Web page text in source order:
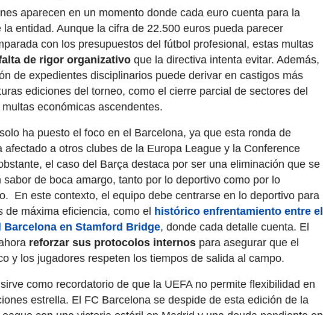
aparecen en un momento donde cada euro cuenta para la
la entidad. Aunque la cifra de 22.500 euros pueda parecer
con los presupuestos del fútbol profesional, estas multas
de rigor organizativo que la directiva intenta evitar. Además,
de expedientes disciplinarios puede derivar en castigos más
ediciones del torneo, como el cierre parcial de sectores del
económicas ascendentes.
ha puesto el foco en el Barcelona, ya que esta ronda de
afectado a otros clubes de la Europa League y la Conference
el caso del Barça destaca por ser una eliminación que se
sabor de boca amargo, tanto por lo deportivo como por lo
En este contexto, el equipo debe centrarse en lo deportivo para
de máxima eficiencia, como el histórico enfrentamiento entre el
Barcelona en Stamford Bridge, donde cada detalle cuenta. El
reforzar sus protocolos internos para asegurar que el
y los jugadores respeten los tiempos de salida al campo.
como recordatorio de que la UEFA no permite flexibilidad en
estrella. El FC Barcelona se despide de esta edición de la